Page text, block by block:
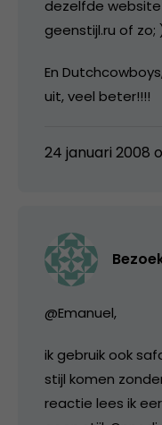
dezelfde
geenstijl.ru of zo;
En
uit, veel beter!!!!
24 januari 2008
@Emanuel,
ik gebruik ook
stijl komen
reactie lees ik